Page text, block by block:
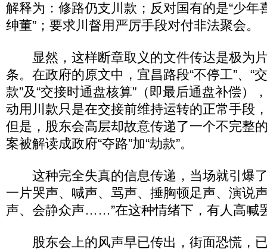
解释为：修路仍支川款；反对国有的是“少年
绅董”；要求川督用严厉手段对付非法聚会。
显然，这样断章取义的文件传达是极为
条。在政府的原文中，宜昌路段“不停工”、“
款”及“交接时通盘核算”（即最后通盘补偿）
动用川款只是在交接前维持运转的正常手段
但是，股东会高层却故意传递了一个不完整
案被解读成政府“夺路”加“劫款”。
这种完全失真的信息传递，当场就引爆了
一片哭声、喊声、骂声、捶胸顿足声、演说
声、会静众声……”在这种情绪下，有人高喊
股东会上的风声早已传出，街面恐慌，